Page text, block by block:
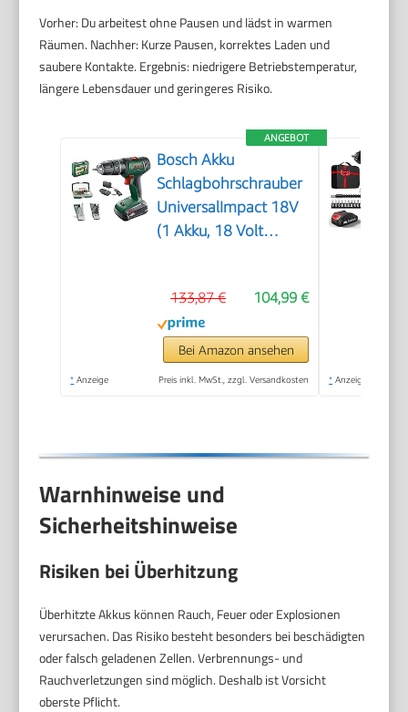
Vorher: Du arbeitest ohne Pausen und lädst in warmen
Räumen. Nachher: Kurze Pausen, korrektes Laden und
saubere Kontakte. Ergebnis: niedrigere Betriebstemperatur,
längere Lebensdauer und geringeres Risiko.
ANGEBOT
Bosch Akku
Schlagbohrschrauber
UniversalImpact 18V
(1 Akku, 18 Volt
104,99 €
133,87 €
Bei Amazon ansehen
* Anzeige Preis inkl. MwSt., zzgl. Versandkosten * Anzeige
Warnhinweise und
Sicherheitshinweise
Risiken bei Überhitzung
Überhitzte Akkus können Rauch, Feuer oder Explosionen
verursachen. Das Risiko besteht besonders bei beschädigten
oder falsch geladenen Zellen. Verbrennungs- und
Rauchverletzungen sind möglich. Deshalb ist Vorsicht
oberste Pflicht.